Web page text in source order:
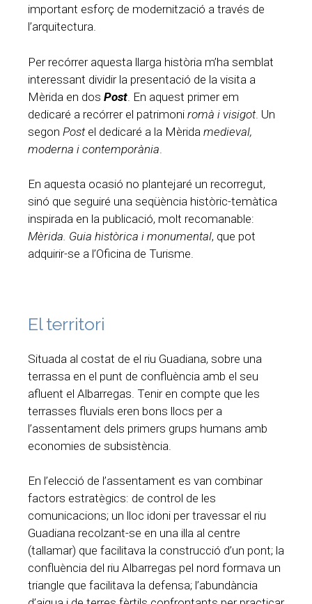
important esforç de modernització a través de
l’arquitectura.
Per recórrer aquesta llarga història m’ha semblat
interessant dividir la presentació de la visita a
Mèrida en dos Post . En aquest primer em
dedicaré a recórrer el patrimoni romà i visigot. Un
segon Postel dedicaré a la Mèrida medieval,
moderna i contemporània
En aquesta ocasió no plantejaré un recorregut,
sinó que seguiré una seqüència històric-temàtica
inspirada en la publicació, molt recomanable:
Mèrida. Guia històrica i monumental, que pot
adquirir-se a l’Oficina de Turisme.
El territori
Situada al costat de el riu Guadiana, sobre una
terrassa en el punt de confluència amb el seu
afluent el Albarregas. Tenir en compte que les
terrasses fluvials eren bons llocs per a
l’assentament dels primers grups humans amb
economies de subsistència.
En l’elecció de l’assentament es van combinar
factors estratègics: de control de les
comunicacions; un lloc idoni per travessar el riu
Guadiana recolzant-se en una illa al centre
(tallamar) que facilitava la construcció d’un pont; la
confluència del riu Albarregas pel nord formava un
triangle que facilitava la defensa; l’abundància